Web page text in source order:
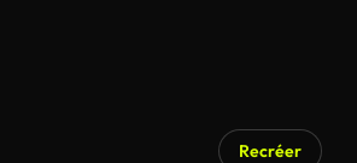
Recréer